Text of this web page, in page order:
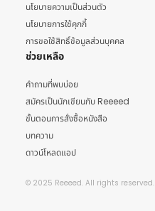
นโยบายความเป็นส่วนตัว
นโยบายการใช้คุกกี้
การขอใช้สิทธิ์ข้อมูลส่วนบุคคล
ช่วยเหลือ
คำถามที่พบบ่อย
สมัครเป็นนักเขียนกับ Reeeed
ขั้นตอนการสั่งซื้อหนังสือ
บทความ
ดาวน์โหลดแอป
© 2025 Reeeed. All rights reserved.